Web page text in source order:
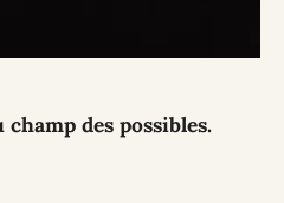
des possibles.